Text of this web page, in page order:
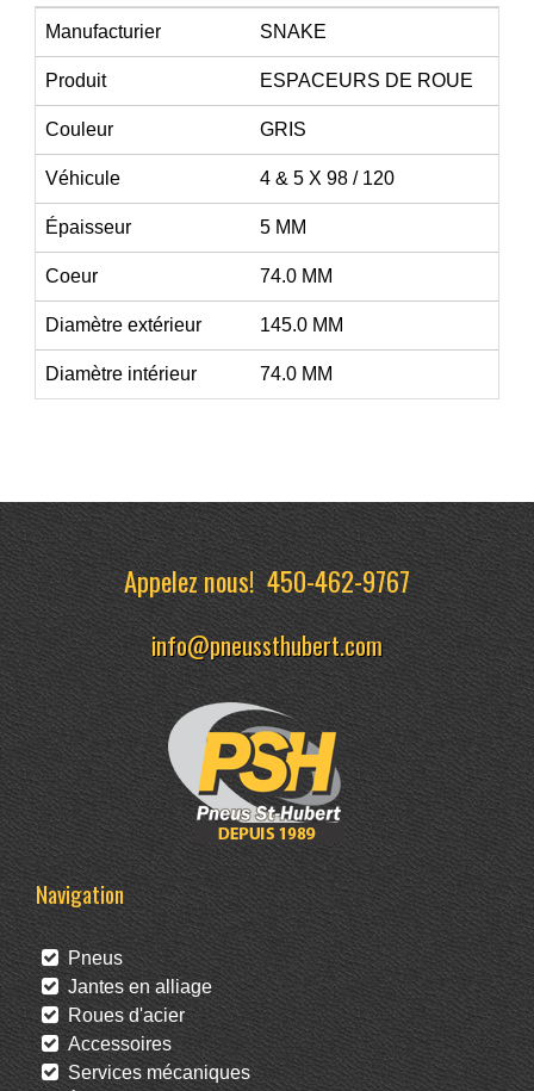
Manufacturier SNAKE
Produit ESPACEURS DE ROUE
Couleur GRIS
Véhicule 4 & 5 X 98 / 120
Épaisseur 5 MM
Coeur 74.0 MM
Diamètre extérieur 145.0 MM
Diamètre intérieur 74.0 MM
Appelez nous!450-462-9767
info@pneussthubert.com
Navigation
Pneus
Jantes en alliage
Roues d'acier
Accessoires
Services mécaniques